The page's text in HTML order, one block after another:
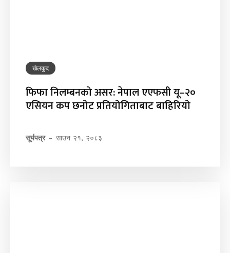
खेलकुद
फिफा निलम्बनको असर: नेपाल एएफसी यू–२०
एसियन कप छनोट प्रतियोगिताबाट बाहिरियो
सूर्यपत्र - साउन २१, २०८३